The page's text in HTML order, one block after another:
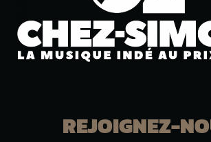
REJOIGNEZ-